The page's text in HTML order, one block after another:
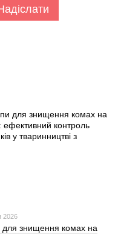
2026
знищення комах на